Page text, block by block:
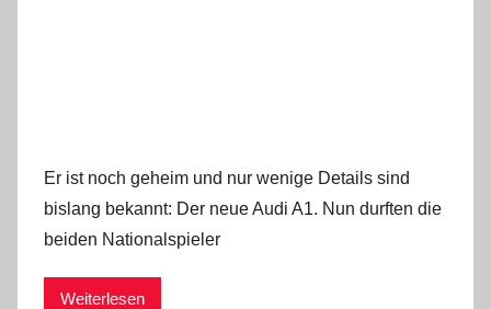
Er ist noch geheim und nur wenige Details sind
bislang bekannt: Der neue Audi A1. Nun durften die
beiden Nationalspieler
Weiterlesen